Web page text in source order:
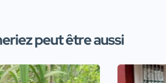
peut être aussi